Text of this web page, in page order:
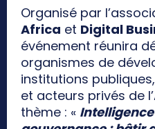
Organisé par
Africa et Digital
événement réunira
organismes de
institutions
et acteurs privés de
thème : «